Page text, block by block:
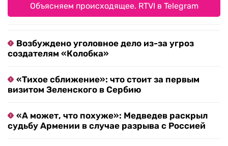
Объясняем происходящее. RTVI в Telegram
Возбуждено уголовное дело из-за угроз
создателям «Колобка»
«Тихое сближение»: что стоит за первым
визитом Зеленского в Сербию
«А может, что похуже»: Медведев раскрыл
судьбу Армении в случае разрыва с Россией